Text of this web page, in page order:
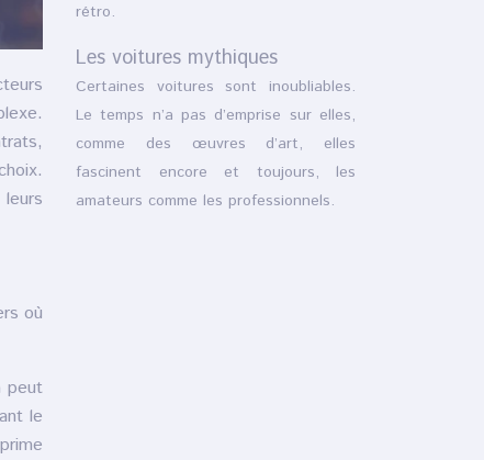
où
peut
le
rétro.
Les voitures mythiques
Certaines voitures sont inoubliables.
Le temps n’a pas d’emprise sur elles,
comme des œuvres d’art, elles
fascinent encore et toujours, les
amateurs comme les professionnels.